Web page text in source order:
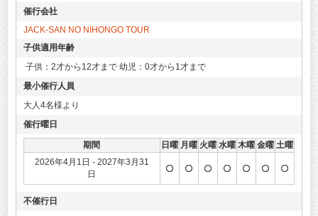
催行会社
JACK-SAN NO NIHONGO TOUR
子供適用年齢
子供：2才から12才まで 幼児：0才から1才まで
最小催行人員
大人4名様より
催行曜日
期間 日曜 月曜 火曜 水曜 木曜 金曜 土曜
2026年4月1日 - 2027年3月31
日
不催行日